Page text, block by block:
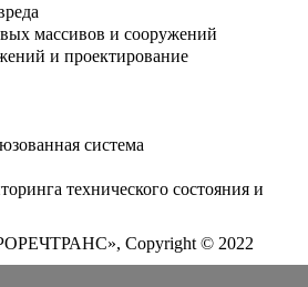
массивов и сооружений
и проектирование
система
технического состояния и
Copyright © 2022